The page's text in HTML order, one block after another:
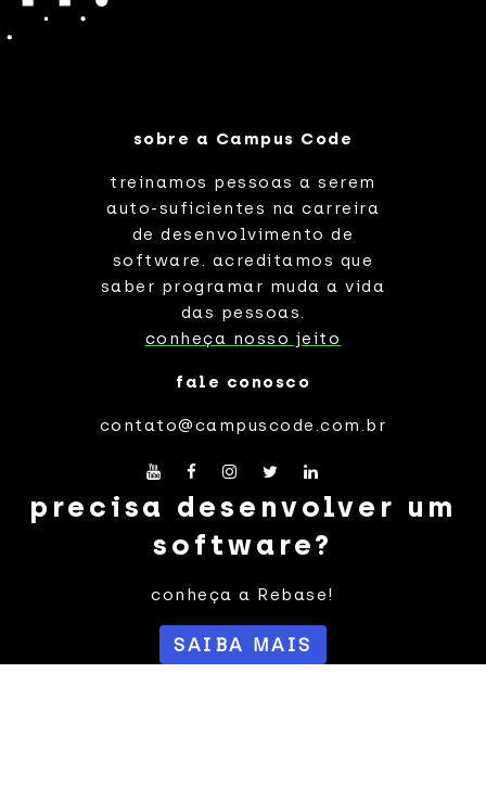
sobre a Campus Code
treinamos pessoas a serem
auto-suficientes na carreira
de desenvolvimento de
software. acreditamos que
saber programar muda a vida
das pessoas.
conheça nosso jeito
fale conosco
contato@campuscode.com.br
precisa desenvolver um
software?
conheça a Rebase!
SAIBA MAIS